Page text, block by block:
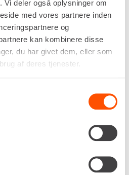
deler også oplysninger om
med vores partnere inden
og
kan kombinere disse
du har givet dem, eller som
af deres tjenester.
– uanset hvor i landet du
Dokumenter
26,0 / 19,1
47 liter
4,8 liter pr. time
0 - 4,4 km/t